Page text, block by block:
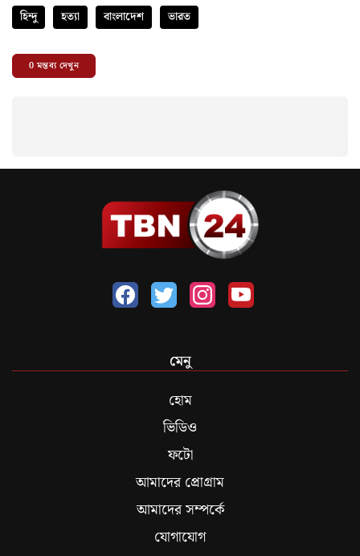
হিন্দু হত্যা বাংলাদেশ ভারত
0মন্তব্য দেখুন
মেনু
হোম
ভিডিও
ফটো
আমাদের প্রোগ্রাম
আমাদের সম্পর্কে
যোগাযোগ